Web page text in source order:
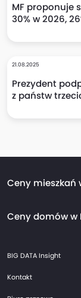
MF proponuje
30% w 2026,
21.08.2025
Prezydent
z państw
Ceny mieszkań
Ceny mieszkań
Ceny domów w
Ceny domów Kraków
Ceny domów
BIG DATA Insight
Kontakt